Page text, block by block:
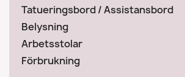
Tatueringsbord / Assistansbord
Belysning
Arbetsstolar
Förbrukning